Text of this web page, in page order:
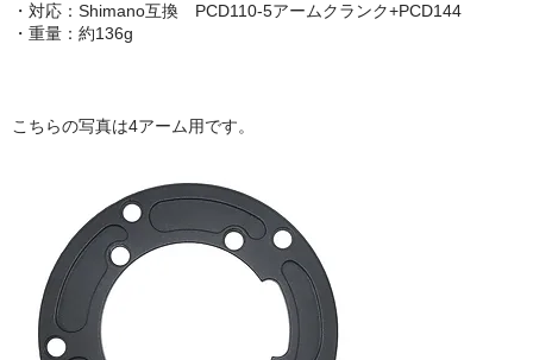
クランク/チェーンリング
チェーン
ドロップハンドル・ロードステム
フレームプロテクション
ボディケア用品
・対応：Shimano互換 PCD110-5アームクランク+PCD144
・重量：約136g
こちらの写真は4アーム用です。